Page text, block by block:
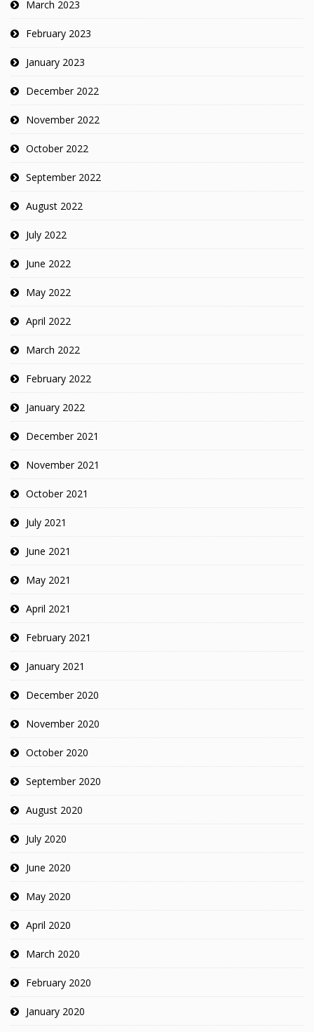
March 2023
February 2023
January 2023
December 2022
November 2022
October 2022
September 2022
August 2022
July 2022
June 2022
May 2022
April 2022
March 2022
February 2022
January 2022
December 2021
November 2021
October 2021
July 2021
June 2021
May 2021
April 2021
February 2021
January 2021
December 2020
November 2020
October 2020
September 2020
August 2020
July 2020
June 2020
May 2020
April 2020
March 2020
February 2020
January 2020